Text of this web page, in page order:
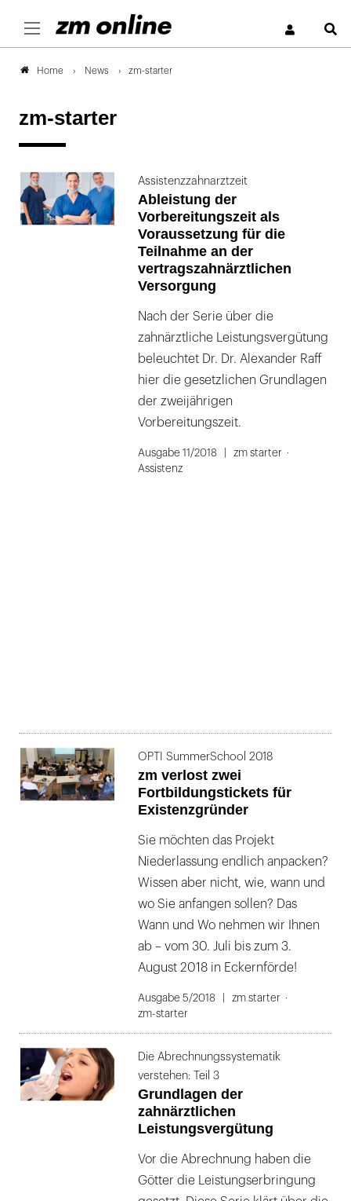
Home News zm-starter
zm-starter
Assistenzzahnarztzeit
Ableistung der
Vorbereitungszeit als
Voraussetzung für die
Teilnahme an der
vertragszahnärztlichen
Versorgung
Nach der Serie über die
zahnärztliche Leistungsvergütung
beleuchtet Dr. Dr. Alexander Raff
hier die gesetzlichen Grundlagen
der zweijährigen
Vorbereitungszeit.
Ausgabe 11/2018
zm starter
Assistenz
OPTI SummerSchool 2018
zm verlost zwei
Fortbildungstickets für
Existenzgründer
Sie möchten das Projekt
Niederlassung endlich anpacken?
Wissen aber nicht, wie, wann und
wo Sie anfangen sollen? Das
Wann und Wo nehmen wir Ihnen
ab – vom 30. Juli bis zum 3.
August 2018 in Eckernförde!
Ausgabe 5/2018
zm starter
zm-starter
Die Abrechnungssystematik
verstehen: Teil 3
Grundlagen der
zahnärztlichen
Leistungsvergütung
Vor die Abrechnung haben die
Götter die Leistungserbringung